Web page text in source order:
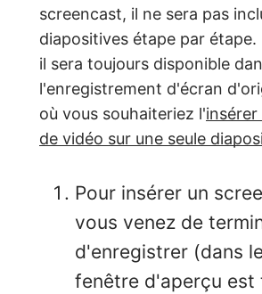
screencast, il ne sera pas
diapositives étape par étape.
il sera toujours disponible
l'enregistrement d'écran
où vous souhaiteriez l'
de vidéo sur une seule
Pour insérer un
vous venez de
d'enregistrer (dans
fenêtre d'aperçu est